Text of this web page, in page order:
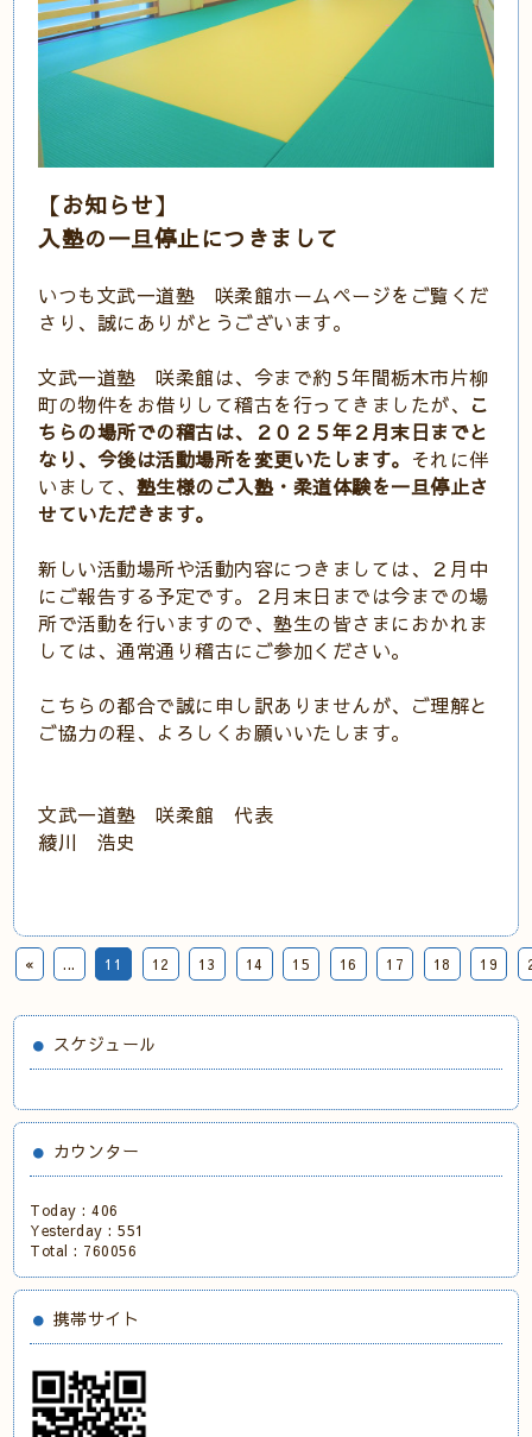
【お知らせ】
入塾の一旦停止につきまして
いつも文武一道塾 咲柔館ホームページをご覧くだ
さり、誠にありがとうございます。
文武一道塾 咲柔館は、今まで約５年間栃木市片柳
町の物件をお借りして稽古を行ってきましたが、 こ
ちらの場所での稽古は、２０２５年２月末日までと
なり、今後は活動場所を変更いたします。 それに伴
いまして、 塾生様のご入塾・柔道体験を一旦停止さ
せていただきます。
新しい活動場所や活動内容につきましては、２月中
にご報告する予定です。２月末日までは今までの場
所で活動を行いますので、塾生の皆さまにおかれま
しては、通常通り稽古にご参加ください。
こちらの都合で誠に申し訳ありませんが、ご理解と
ご協力の程、よろしくお願いいたします。
文武一道塾 咲柔館 代表
綾川 浩史
« ... 11 12 13 14 15 16 17 18 19
スケジュール
カウンター
Today :406
Yesterday :551
Total : 760056
携帯サイト